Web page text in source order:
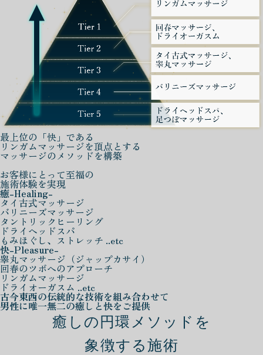
最上位の「快」である
リンガムマッサージを頂点とする
マッサージのメソッドを構築
お客様にとって至福の
施術体験を実現
癒-Healing-
タイ古式マッサージ
バリニーズマッサージ
タントリックヒーリング
ドライヘッドスパ
もみほぐし、ストレッチ ..etc
快-Pleasure-
睾丸マッサージ（ジャップカサイ）
回春のツボへのアプローチ
リンガムマッサージ
ドライオーガスム ..etc
古今東西の伝統的な技術を組み合わせて
男性に唯一無二の癒しと快をご提供
癒しの円環メソッドを
象徴する施術